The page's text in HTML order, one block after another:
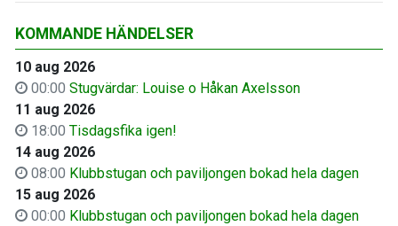
KOMMANDE HÄNDELSER
10 aug 2026
00:00 Stugvärdar: Louise o Håkan Axelsson
11 aug 2026
18:00 Tisdagsfika igen!
14 aug 2026
08:00 Klubbstugan och paviljongen bokad hela dagen
15 aug 2026
00:00 Klubbstugan och paviljongen bokad hela dagen